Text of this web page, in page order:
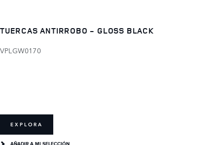
TUERCAS ANTIRROBO - GLOSS BLACK
VPLGW0170
EXPLORA